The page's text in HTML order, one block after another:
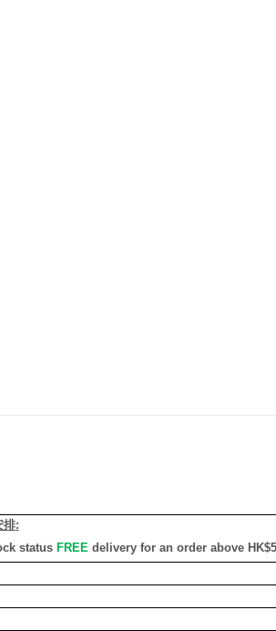
排:
status FREE delivery for an order above